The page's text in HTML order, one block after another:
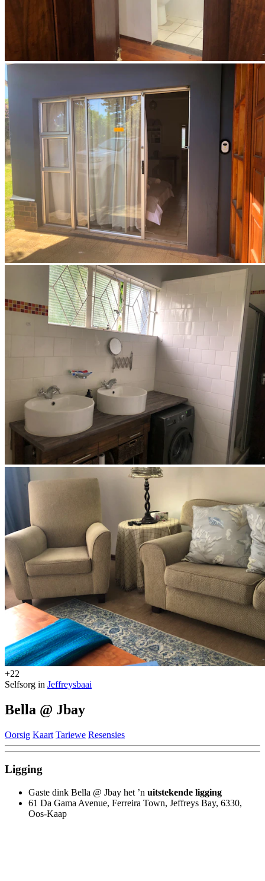
+22
Selfsorg in Jeffreysbaai
Bella @ Jbay
Oorsig Kaart Tariewe Resensies
Ligging
Gaste dink Bella @ Jbay het ’n uitstekende ligging
61 Da Gama Avenue, Ferreira Town, Jeffreys Bay, 6330,
Oos-Kaap